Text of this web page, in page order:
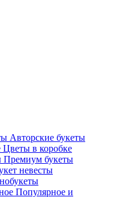
Авторские букеты
Цветы в коробке
Премиум букеты
невесты
Популярное и